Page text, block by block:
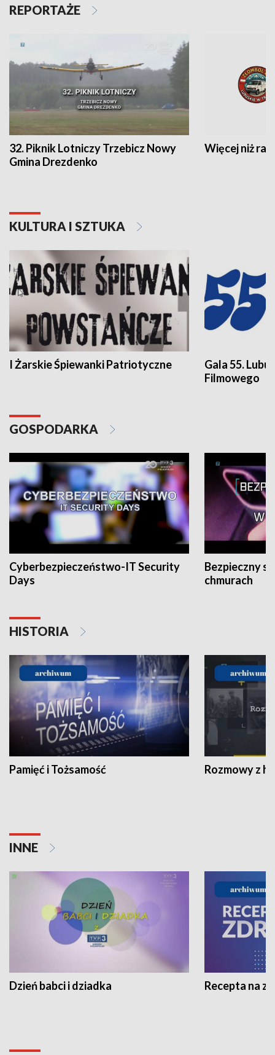
REPORTAŻE
32. Piknik Lotniczy Trzebicz Nowy
Gmina Drezdenko
Więcej niż rajd
KULTURA I SZTUKA
I Żarskie Śpiewanki Patriotyczne
Gala 55.
Filmowego
GOSPODARKA
Cyberbezpieczeństwo-IT Security
Days
Bezpieczny
chmurach
HISTORIA
Pamięć i Tożsamość Rozmowy z
INNE
Dzień babci i dziadka Recepta na